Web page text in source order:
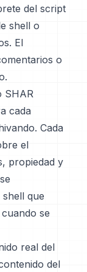
del script
shell o
El
o
SHAR
cada
Cada
el
propiedad y
que
se
real del
del